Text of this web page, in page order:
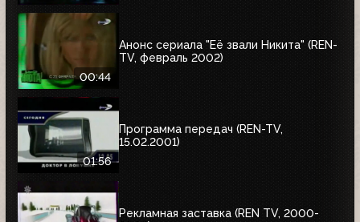
00:44
Анонс сериала "Её звали Никита" (REN-
TV, февраль 2002)
01:56
Программа передач (REN-TV,
15.02.2001)
Рекламная заставка (REN TV, 2000-